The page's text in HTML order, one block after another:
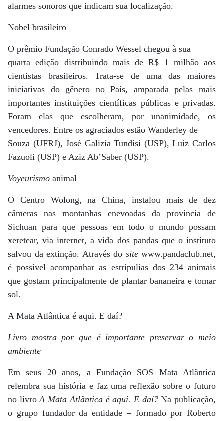
alarmes sonoros que indicam sua localização.
Nobel brasileiro
O prêmio Fundação Conrado Wessel chegou à sua
quarta edição distribuindo mais de R$ 1 milhão aos
cientistas brasileiros. Trata-se de uma das maiores
iniciativas do gênero no País, amparada pelas mais
importantes instituições científicas públicas e privadas.
Foram elas que escolheram, por unanimidade, os
vencedores. Entre os agraciados estão Wanderley de
Souza (UFRJ), José Galizia Tundisi (USP), Luiz Carlos
Fazuoli (USP) e Aziz Ab’Saber (USP).
Voyeurismo animal
O Centro Wolong, na China, instalou mais de dez
câmeras nas montanhas enevoadas da província de
Sichuan para que pessoas em todo o mundo possam
xeretear, via internet, a vida dos pandas que o instituto
salvou da extinção. Através do site www.pandaclub.net,
é possível acompanhar as estripulias dos 234 animais
que gostam principalmente de plantar bananeira e tomar
sol.
A Mata Atlântica é aqui. E daí?
Livro mostra por que é importante preservar o meio
ambiente
Em seus 20 anos, a Fundação SOS Mata Atlântica
relembra sua história e faz uma reflexão sobre o futuro
no livroA Mata Atlântica é aqui. E daí?Na publicação,
o grupo fundador da entidade – formado por Roberto